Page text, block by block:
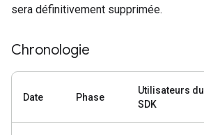
sera définitivement supprimée.
Chronologie
Date Phase
Utilisateurs du
SDK